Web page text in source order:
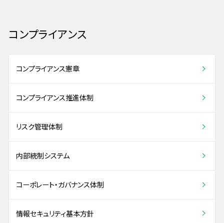
コンプライアンス
コンプライアンス憲章
コンプライアンス推進体制
リスク管理体制
内部統制システム
コーポレート・ガバナンス体制
情報セキュリティ基本方針